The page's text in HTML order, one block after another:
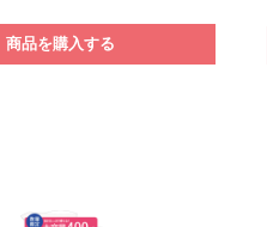
商品を購入する